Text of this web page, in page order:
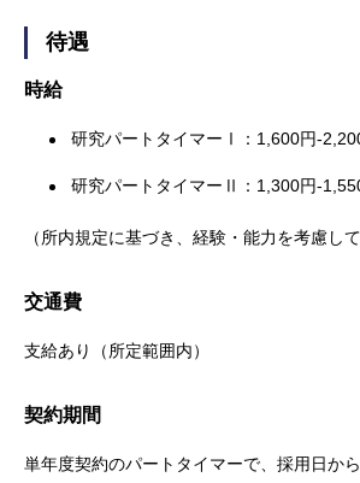
待遇
時給
研究パートタイマーⅠ：1,600円-
研究パートタイマーⅡ：1,300円-
（所内規定に基づき、経験・能力を考慮し
交通費
支給あり（所定範囲内）
契約期間
単年度契約のパートタイマーで、採用日か